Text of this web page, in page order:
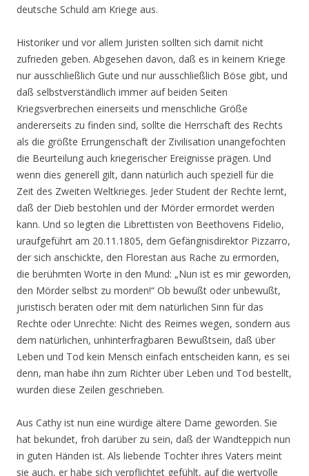
deutsche Schuld am Kriege aus.
Historiker und vor allem Juristen sollten sich damit nicht
zufrieden geben. Abgesehen davon, daß es in keinem Kriege
nur ausschließlich Gute und nur ausschließlich Böse gibt, und
daß selbstverständlich immer auf beiden Seiten
Kriegsverbrechen einerseits und menschliche Größe
andererseits zu finden sind, sollte die Herrschaft des Rechts
als die größte Errungenschaft der Zivilisation unangefochten
die Beurteilung auch kriegerischer Ereignisse prägen. Und
wenn dies generell gilt, dann natürlich auch speziell für die
Zeit des Zweiten Weltkrieges. Jeder Student der Rechte lernt,
daß der Dieb bestohlen und der Mörder ermordet werden
kann. Und so legten die Librettisten von Beethovens Fidelio,
uraufgeführt am 20.11.1805, dem Gefängnisdirektor Pizzarro,
der sich anschickte, den Florestan aus Rache zu ermorden,
die berühmten Worte in den Mund: „Nun ist es mir geworden,
den Mörder selbst zu morden!“ Ob bewußt oder unbewußt,
juristisch beraten oder mit dem natürlichen Sinn für das
Rechte oder Unrechte: Nicht des Reimes wegen, sondern aus
dem natürlichen, unhinterfragbaren Bewußtsein, daß über
Leben und Tod kein Mensch einfach entscheiden kann, es sei
denn, man habe ihn zum Richter über Leben und Tod bestellt,
wurden diese Zeilen geschrieben.
Aus Cathy ist nun eine würdige ältere Dame geworden. Sie
hat bekundet, froh darüber zu sein, daß der Wandteppich nun
in guten Händen ist. Als liebende Tochter ihres Vaters meint
sie auch, er habe sich verpflichtet gefühlt, auf die wertvolle